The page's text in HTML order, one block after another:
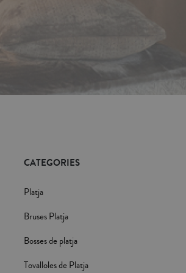
CATEGORIES
Platja
Bruses Platja
Bosses de platja
Tovalloles de Platja